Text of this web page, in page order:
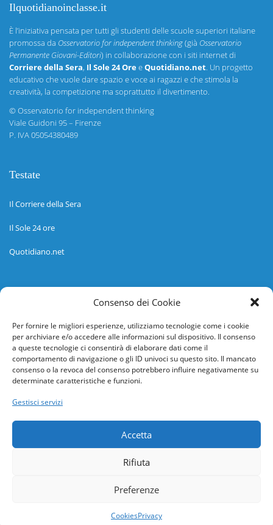
Consenso dei Cookie
Per fornire le migliori esperienze, utilizziamo tecnologie come i cookie
per archiviare e/o accedere alle informazioni sul dispositivo. Il consenso
a queste tecnologie ci consentirà di elaborare dati come il
comportamento di navigazione o gli ID univoci su questo sito. Il mancato
consenso o la revoca del consenso potrebbero influire negativamente su
determinate caratteristiche e funzioni.
Gestisci servizi
Accetta
Rifiuta
Preferenze
CookiesPrivacy
Ilquotidianoinclasse.it
È l’iniziativa pensata per tutti gli studenti delle scuole superiori italiane
promossa da Osservatorio for independent thinking(già Osservatorio
Permanente Giovani-Editori) in collaborazione con i siti internet di
Corriere della Sera, Il Sole 24 OreeQuotidiano.net. Un progetto
educativo che vuole dare spazio e voce ai ragazzi e che stimola la
creatività, la competizione ma soprattutto il divertimento.
©Osservatorio for independent thinking
Viale Guidoni 95 – Firenze
P. IVA 05054380489
Testate
Il Corriere della Sera
Il Sole 24 ore
Quotidiano.net
Informazioni
Help desk
Guida rapida